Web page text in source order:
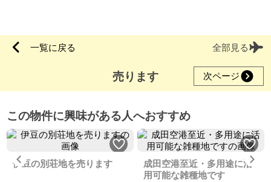
一覧に戻る 全部見る
売ります 次ページ
この物件に興味がある人へおすすめ
Previous
伊豆の別荘地を売ります
成田空港至近・多用途に活
用可能な雑種地です